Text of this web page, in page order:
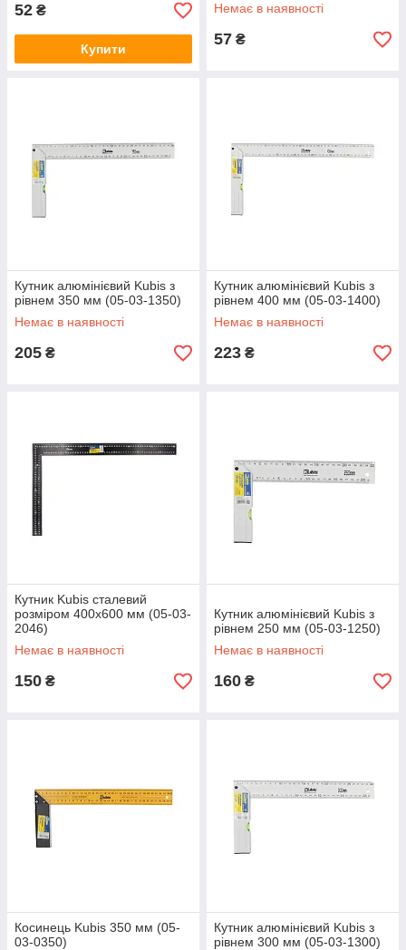
52 ₴
Купити
Немає в наявності
57 ₴
Кутник алюмінієвий Kubis з
рівнем 350 мм (05-03-1350)
Немає в наявності
205 ₴
Кутник алюмінієвий Kubis з
рівнем 400 мм (05-03-1400)
Немає в наявності
223 ₴
Кутник Kubis сталевий
розміром 400х600 мм (05-03-
2046)
Немає в наявності
150 ₴
Кутник алюмінієвий Kubis з
рівнем 250 мм (05-03-1250)
Немає в наявності
160 ₴
Косинець Kubis 350 мм (05-
03-0350)
Кутник алюмінієвий Kubis з
рівнем 300 мм (05-03-1300)